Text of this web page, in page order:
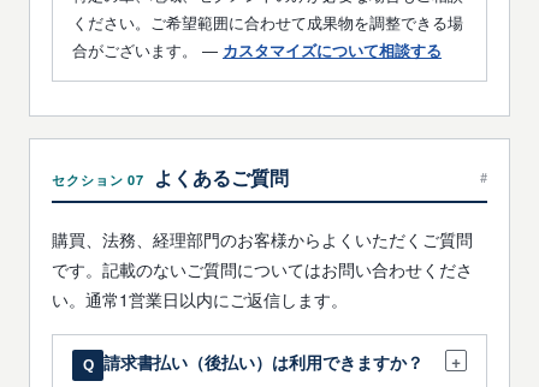
ください。ご希望範囲に合わせて成果物を調整できる場
合がございます。 — カスタマイズについて相談する
セクション 07 よくあるご質問 #
購買、法務、経理部門のお客様からよくいただくご質問
です。記載のないご質問についてはお問い合わせくださ
い。通常1営業日以内にご返信します。
Q 請求書払い（後払い）は利用できますか？ +